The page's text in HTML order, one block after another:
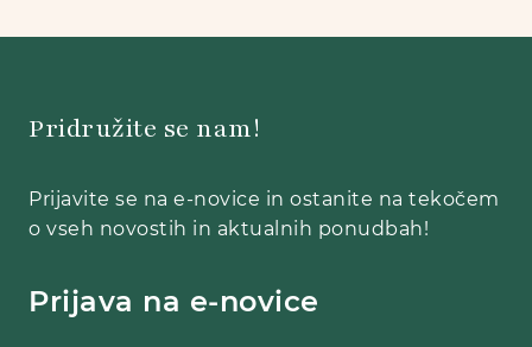
Pridružite se nam!
Prijavite se na e-novice in ostanite na tekočem
o vseh novostih in aktualnih ponudbah!
Prijava na e-novice